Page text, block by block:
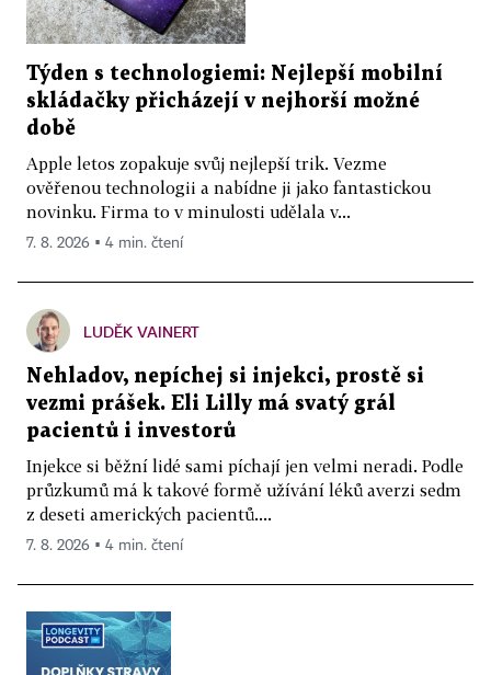
Týden s technologiemi: Nejlepší mobilní
skládačky přicházejí v nejhorší možné
době
Apple letos zopakuje svůj nejlepší trik. Vezme
ověřenou technologii a nabídne ji jako fantastickou
novinku. Firma to v minulosti udělala v...
7. 8. 2026 ▪ 4 min. čtení
LUDĚK VAINERT
Nehladov, nepíchej si injekci, prostě si
vezmi prášek. Eli Lilly má svatý grál
pacientů i investorů
Injekce si běžní lidé sami píchají jen velmi neradi. Podle
průzkumů má k takové formě užívání léků averzi sedm
z deseti amerických pacientů....
7. 8. 2026 ▪ 4 min. čtení